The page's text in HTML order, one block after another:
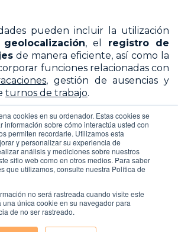
cookies en su ordenador. Estas cookies se
información sobre cómo interactúa usted con
permiten recordarle. Utilizamos esta
y personalizar su experiencia de
análisis y mediciones sobre nuestros
sitio web como en otros medios. Para saber
que utilizamos, consulte nuestra Política de
no será rastreada cuando visite este
una única cookie en su navegador para
de no ser rastreado.
pueden incluir la utilización
geolocalización, el registro de
de manera eficiente, así como la
funciones relacionadas con
, gestión de ausencias y
turnos de trabajo.
el encargado de gestionar el
analizar y verificar los
lo que facilita la toma de
y la optimización de la gestión
de la empresa.